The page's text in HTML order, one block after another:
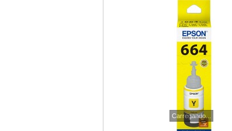
Carregando...